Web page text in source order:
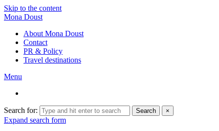
Skip to the content
Mona Doust
About Mona Doust
Contact
PR & Policy
Travel destinations
Menu
Search for: Search ×
Expand search form